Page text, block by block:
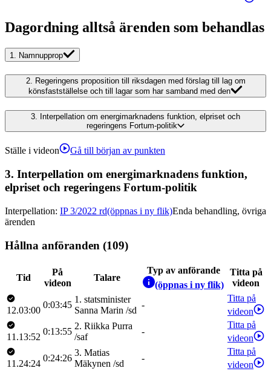
Dagordning alltså ärenden som behandlas
1. Namnupprop
2. Regeringens proposition till riksdagen med förslag till lag om
könsfastställelse och till lagar som har samband med den
3. Interpellation om energimarknadens funktion, elpriset och
regeringens Fortum-politik
Ställe i videon Gå till början av punkten
3. Interpellation om energimarknadens funktion,
elpriset och regeringens Fortum-politik
Interpellation: IP 3/2022 rd(öppnas i ny flik)Enda behandling, övriga
ärenden
Hållna anföranden (109)
Tid
På
videon
Talare
Typ av anförande
(öppnas i ny flik)
Titta på
videon
12.03:00
0:03:45
1 . statsminister
Sanna Marin /sd
-
Titta på
videon
11.13:52
0:13:55
2. Riikka Purra
/saf
-
Titta på
videon
11.24:24
0:24:26
3. Matias
Mäkynen /sd
-
Titta på
videon